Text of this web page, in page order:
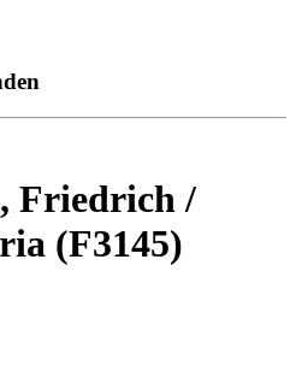
Friedrich /
(F3145)